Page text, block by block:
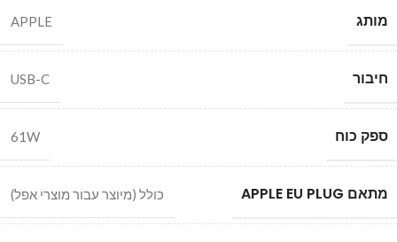
מותג APPLE
חיבור USB-C
ספק כוח 61W
מתאם APPLE EU PLUG כולל (מיוצר עבור מוצרי אפל)